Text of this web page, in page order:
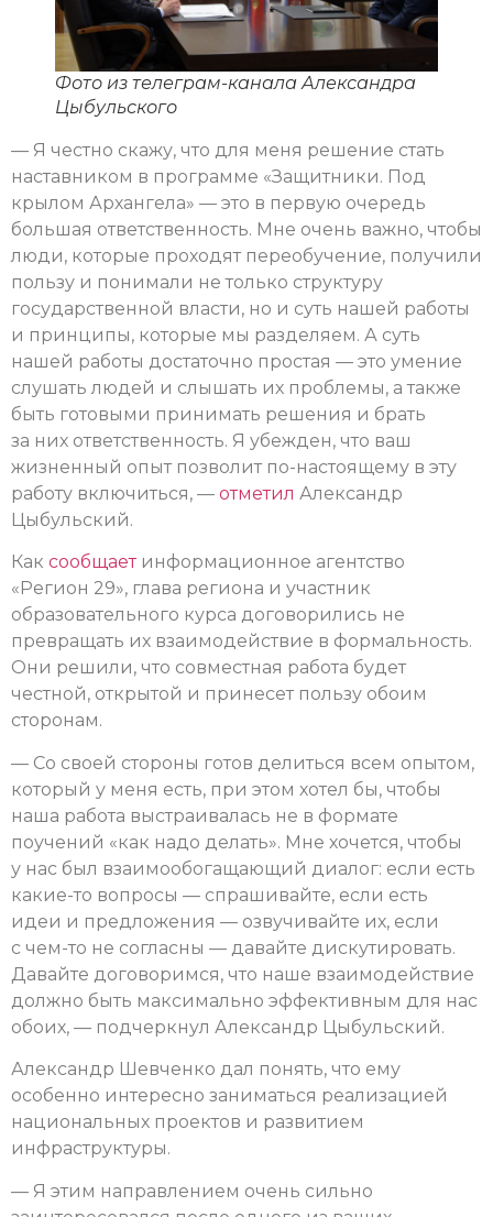
Фото из телеграм-канала Александра
Цыбульского
— Я честно скажу, что для меня решение стать
наставником в программе «Защитники. Под
крылом Архангела» — это в первую очередь
большая ответственность. Мне очень важно, чтобы
люди, которые проходят переобучение, получили
пользу и понимали не только структуру
государственной власти, но и суть нашей работы
и принципы, которые мы разделяем. А суть
нашей работы достаточно простая — это умение
слушать людей и слышать их проблемы, а также
быть готовыми принимать решения и брать
за них ответственность. Я убежден, что ваш
жизненный опыт позволит по-настоящему в эту
работу включиться, — отметил Александр
Цыбульский.
Как сообщаетинформационное агентство
«Регион 29», глава региона и участник
образовательного курса договорились не
превращать их взаимодействие в формальность.
Они решили, что совместная работа будет
честной, открытой и принесет пользу обоим
сторонам.
— Со своей стороны готов делиться всем опытом,
который у меня есть, при этом хотел бы, чтобы
наша работа выстраивалась не в формате
поучений «как надо делать». Мне хочется, чтобы
у нас был взаимообогащающий диалог: если есть
какие-то вопросы — спрашивайте, если есть
идеи и предложения — озвучивайте их, если
с чем-то не согласны — давайте дискутировать.
Давайте договоримся, что наше взаимодействие
должно быть максимально эффективным для нас
обоих, — подчеркнул Александр Цыбульский.
Александр Шевченко дал понять, что ему
особенно интересно заниматься реализацией
национальных проектов и развитием
инфраструктуры.
— Я этим направлением очень сильно